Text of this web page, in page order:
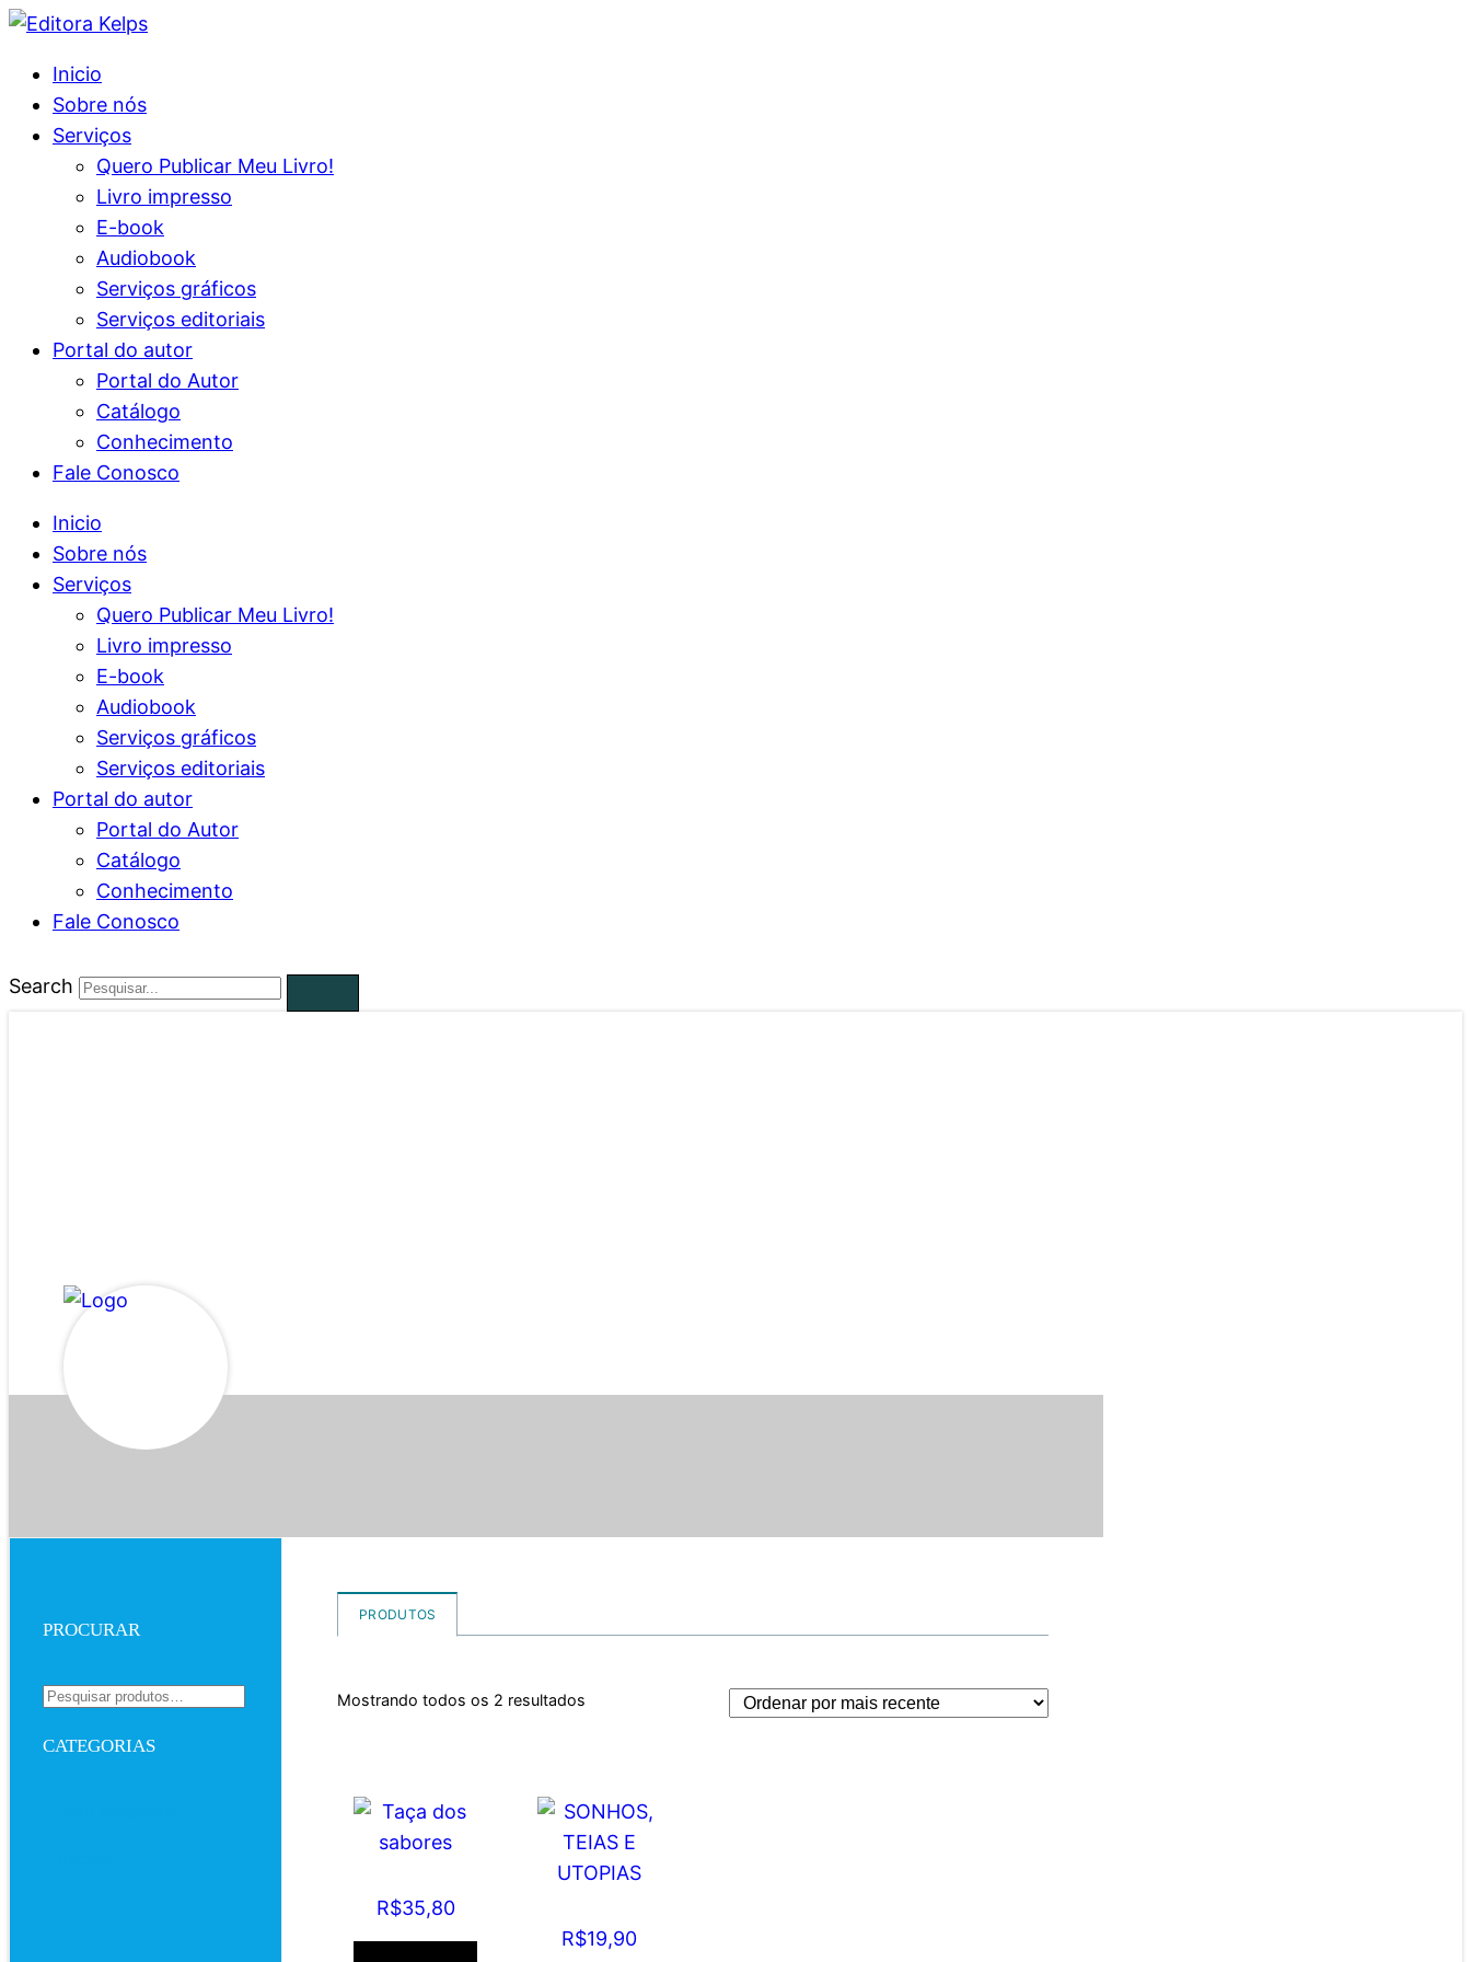
Inicio
Sobre nós
Serviços
Quero Publicar Meu Livro!
Livro impresso
E-book
Audiobook
Serviços gráficos
Serviços editoriais
Portal do autor
Portal do Autor
Catálogo
Conhecimento
Fale Conosco
Inicio
Sobre nós
Serviços
Quero Publicar Meu Livro!
Livro impresso
E-book
Audiobook
Serviços gráficos
Serviços editoriais
Portal do autor
Portal do Autor
Catálogo
Conhecimento
Fale Conosco
Search
PRODUTOS
Mostrando todos os 2 resultados
R$35,80
R$19,90
PROCURAR
Pesquisar
CATEGORIAS